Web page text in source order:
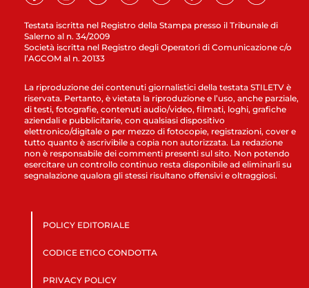
Testata iscritta nel Registro della Stampa presso il Tribunale di
Salerno al n. 34/2009
Società iscritta nel Registro degli Operatori di Comunicazione c/o
l’AGCOM al n. 20133
La riproduzione dei contenuti giornalistici della testata STILETV è
riservata. Pertanto, è vietata la riproduzione e l’uso, anche parziale,
di testi, fotografie, contenuti audio/video, filmati, loghi, grafiche
aziendali e pubblicitarie, con qualsiasi dispositivo
elettronico/digitale o per mezzo di fotocopie, registrazioni, cover e
tutto quanto è ascrivibile a copia non autorizzata. La redazione
non è responsabile dei commenti presenti sul sito. Non potendo
esercitare un controllo continuo resta disponibile ad eliminarli su
segnalazione qualora gli stessi risultano offensivi e oltraggiosi.
POLICY EDITORIALE
CODICE ETICO CONDOTTA
PRIVACY POLICY